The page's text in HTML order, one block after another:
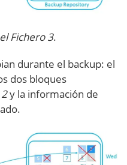
el Fichero 3.
durante el backup: el
dos bloques
y la información de